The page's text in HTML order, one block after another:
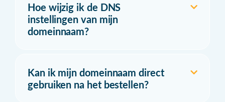
Hoe wijzig ik de DNS
instellingen van mijn
domeinnaam?
Kan ik mijn domeinnaam direct
gebruiken na het bestellen?